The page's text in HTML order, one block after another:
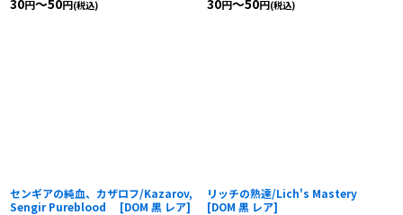
30円～50円(税込) 30円～50円(税込)
センギアの純血、カザロフ/Kazarov,
Sengir Pureblood
[DOM 黒 レア]
リッチの熟達/Lich's Mastery
[DOM 黒 レア]